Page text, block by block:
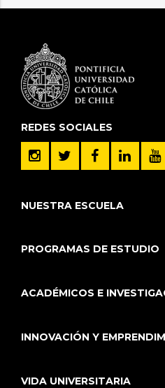
REDES SOCIALES
NUESTRA ESCUELA
PROGRAMAS DE ESTUDIO
ACADÉMICOS E
INNOVACIÓN Y
VIDA UNIVERSITARIA